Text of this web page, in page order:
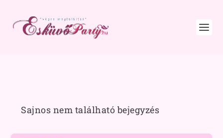
Sajnos nem található bejegyzés